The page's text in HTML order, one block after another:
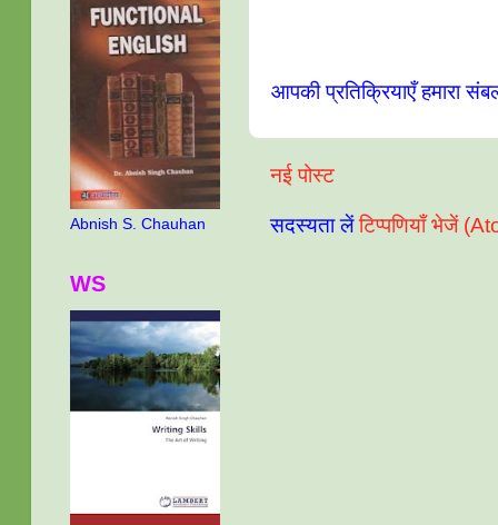
आपकी प्रतिक्रियाएँ हमारा
नई पोस्ट
सदस्यता लेंटिप्पणियाँ भेजें
Abnish S. Chauhan
WS